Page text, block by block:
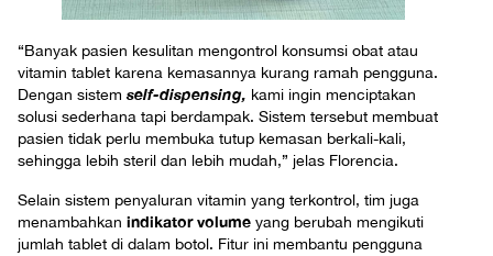
“Banyak pasien kesulitan mengontrol konsumsi obat atau
vitamin tablet karena kemasannya kurang ramah pengguna.
Dengan sistem self-dispensing, kami ingin menciptakan
solusi sederhana tapi berdampak. Sistem tersebut membuat
pasien tidak perlu membuka tutup kemasan berkali-kali,
sehingga lebih steril dan lebih mudah,” jelas Florencia.
Selain sistem penyaluran vitamin yang terkontrol, tim juga
menambahkan indikator volume yang berubah mengikuti
jumlah tablet di dalam botol. Fitur ini membantu pengguna